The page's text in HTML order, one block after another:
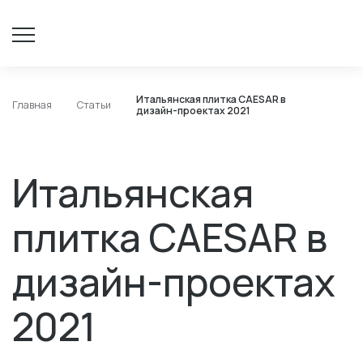
Главная Статьи
Итальянская плитка CAESAR в
дизайн-проектах 2021
Итальянская
плитка CAESAR в
дизайн-проектах
2021